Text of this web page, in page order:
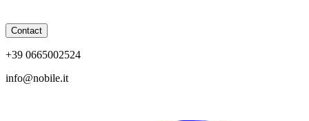
Contact
+39 0665002524
info@nobile.it